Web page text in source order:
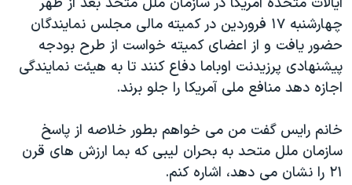
چهارشنبه ۱۷ فروردین در کمیته مالی مجلس نمایندگان
حضور یافت و از اعضای کمیته خواست از طرح بودجه
پیشنهادی پرزیدنت اوباما دفاع کنند تا به هیئت نمایندگی
اجازه دهد منافع ملی آمریکا را جلو برند.
خانم رایس گفت من می خواهم بطور خلاصه از پاسخ
سازمان ملل متحد به بحران لیبی که بما ارزش های قرن
۲۱ را نشان می دهد، اشاره کنم.